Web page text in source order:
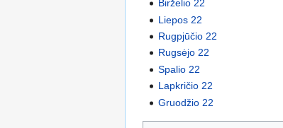
Birželio 22
Liepos 22
Rugpjūčio 22
Rugsėjo 22
Spalio 22
Lapkričio 22
Gruodžio 22